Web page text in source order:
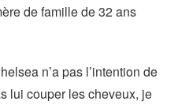
de famille de 32 ans
n’a pas l’intention de
lui couper les cheveux, je